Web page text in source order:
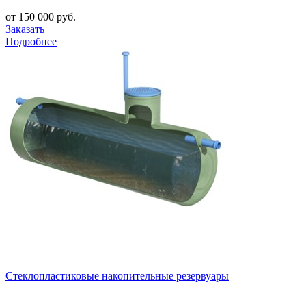
от 150 000 руб.
Заказать
Подробнее
Стеклопластиковые накопительные резервуары